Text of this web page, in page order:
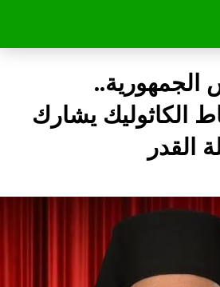
الكاثوليك يشارك
القدر